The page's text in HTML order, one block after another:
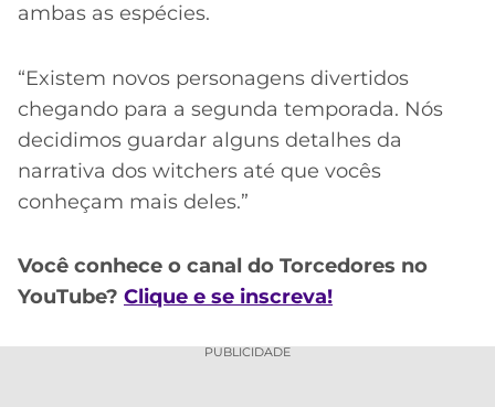
ambas as espécies.
“Existem novos personagens divertidos
chegando para a segunda temporada. Nós
decidimos guardar alguns detalhes da
narrativa dos witchers até que vocês
conheçam mais deles.”
Você conhece o canal do Torcedores no
YouTube? Clique e se inscreva!
PUBLICIDADE